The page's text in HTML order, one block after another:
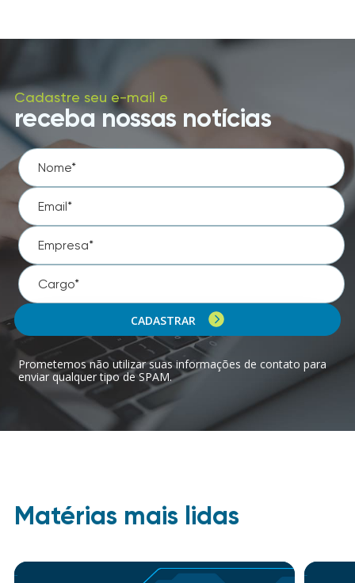
Cadastre seu e-mail e
receba nossas notícias
CADASTRAR
Prometemos não utilizar suas informações de contato para
enviar qualquer tipo de SPAM.
Matérias mais lidas